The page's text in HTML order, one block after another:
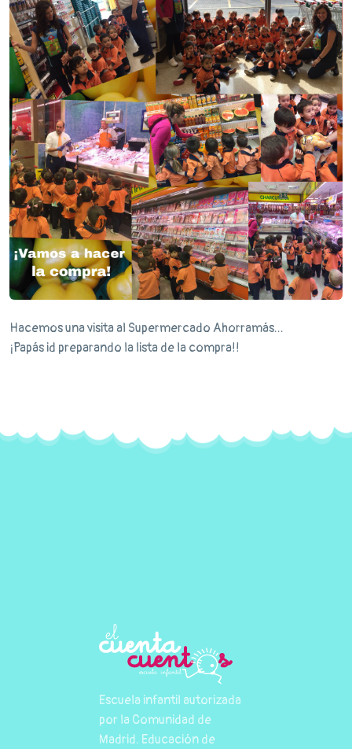
Hacemos una visita al Supermercado Ahorramás...
¡Papás id preparando la lista de la compra!!
Escuela infantil autorizada
por la Comunidad de
Madrid. Educación de